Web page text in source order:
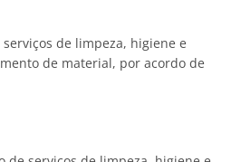
de limpeza, higiene e
de material, por acordo de